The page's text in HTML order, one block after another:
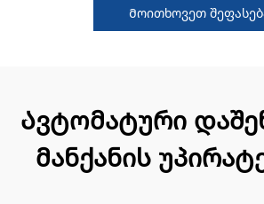
Მოითხოვეთ
Ავტომატური
მანქანის